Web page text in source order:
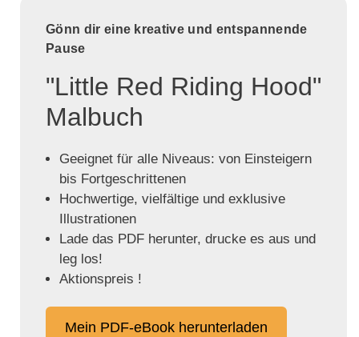
Gönn dir eine kreative und entspannende
Pause
"Little Red Riding Hood"
Malbuch
Geeignet für alle Niveaus: von Einsteigern
bis Fortgeschrittenen
Hochwertige, vielfältige und exklusive
Illustrationen
Lade das PDF herunter, drucke es aus und
leg los!
Aktionspreis !
Mein PDF-eBook herunterladen